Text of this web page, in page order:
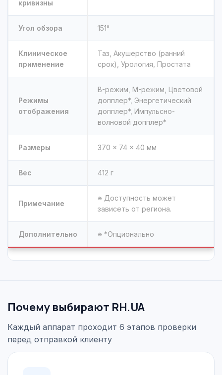
кривизны
Угол обзора 151°
Клиническое
применение
Таз, Акушерство (ранний
срок), Урология, Простата
Режимы
отображения
B-режим, M-режим, Цветовой
допплер*, Энергетический
допплер*, Импульсно-
волновой допплер*
Размеры 370 × 74 × 40 мм
Вес 412 г
Примечание
※ Доступность может
зависеть от региона.
Дополнительно ※ *Опционально
Почему выбирают RH.UA
Каждый аппарат проходит 6 этапов проверки
перед отправкой клиенту